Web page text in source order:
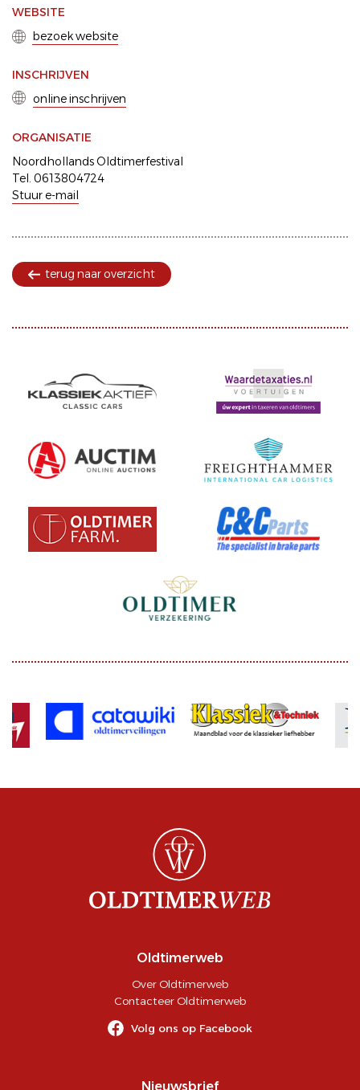
WEBSITE
bezoek website
INSCHRIJVEN
online inschrijven
ORGANISATIE
Noordhollands Oldtimerfestival
Tel. 0613804724
Stuur e-mail
terug naar overzicht
Oldtimerweb
Over Oldtimerweb
Contacteer Oldtimerweb
Volg ons op Facebook
Nieuwsbrief